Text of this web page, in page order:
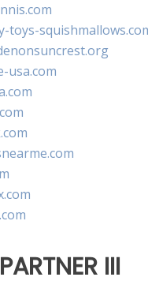
toys-
usa.com
III